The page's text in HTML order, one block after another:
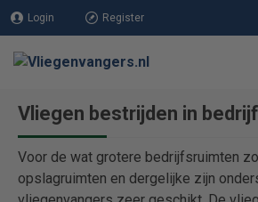
Login Register
Vliegen bestrijden in
Voor de wat grotere bedrijfsruimten
opslagruimten en dergelijke zijn